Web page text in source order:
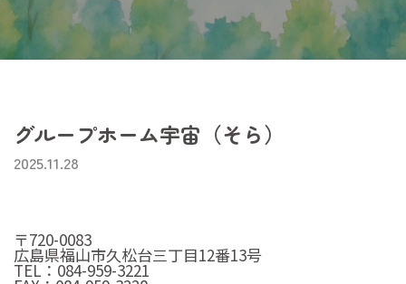
グループホーム宇宙（そら）
2025.11.28
〒720-0083
広島県福山市久松台三丁目12番13号
TEL：084-959-3221